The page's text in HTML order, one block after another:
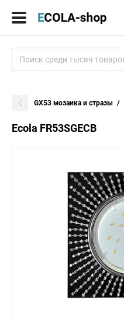
GX53 мозаика и стразы
Ecola FR53SGECB